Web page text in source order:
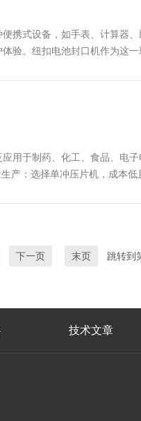
携式设备，如手表、计算器
。纽扣电池封口机作为这
用于制药、化工、食品、电
：选择单冲压片机，成本低
下一页 末页 跳转到
技术文章